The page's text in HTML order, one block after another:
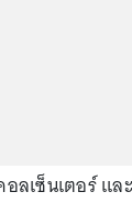
เซ็นเตอร์ แ